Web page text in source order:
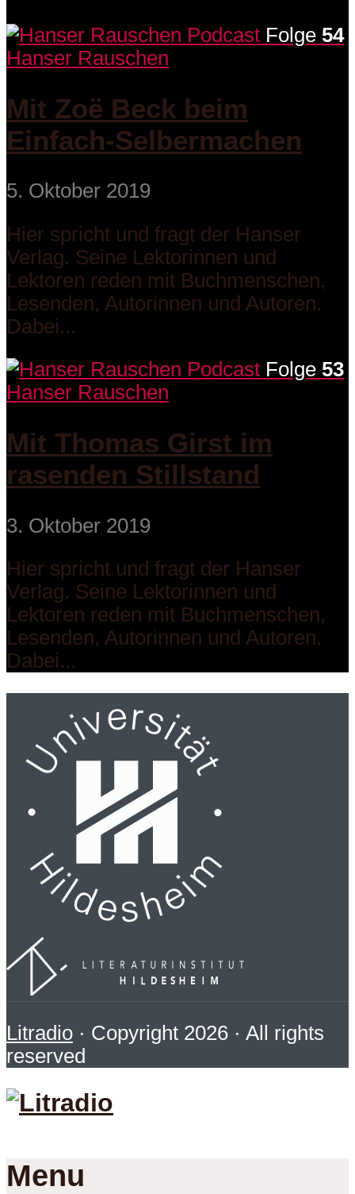
Folge 54
Hanser Rauschen
Mit Zoë Beck beim
Einfach-Selbermachen
5. Oktober 2019
Hier spricht und fragt der Hanser
Verlag. Seine Lektorinnen und
Lektoren reden mit Buchmenschen,
Lesenden, Autorinnen und Autoren.
Dabei...
Folge 53
Hanser Rauschen
Mit Thomas Girst im
rasenden Stillstand
3. Oktober 2019
Hier spricht und fragt der Hanser
Verlag. Seine Lektorinnen und
Lektoren reden mit Buchmenschen,
Lesenden, Autorinnen und Autoren.
Dabei...
Litradio · Copyright 2026 · All rights
reserved
Menu